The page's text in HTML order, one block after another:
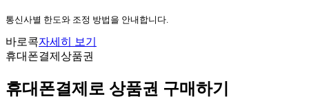
통신사별 한도와 조정 방법을 안내합니다.
바로콕자세히 보기
휴대폰결제상품권
휴대폰결제로 상품권 구매하기